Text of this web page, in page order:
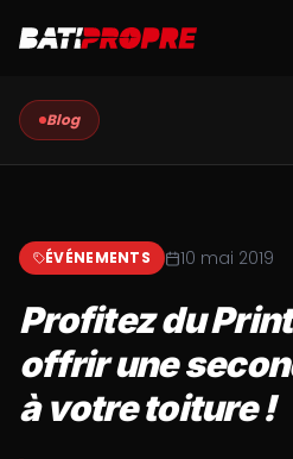
Blog
ÉVÉNEMENTS 10 mai 2019
Profitez du
offrir une
à votre toiture !